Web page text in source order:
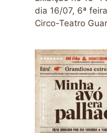
dia 16/07, 6ª
Circo-Teatro